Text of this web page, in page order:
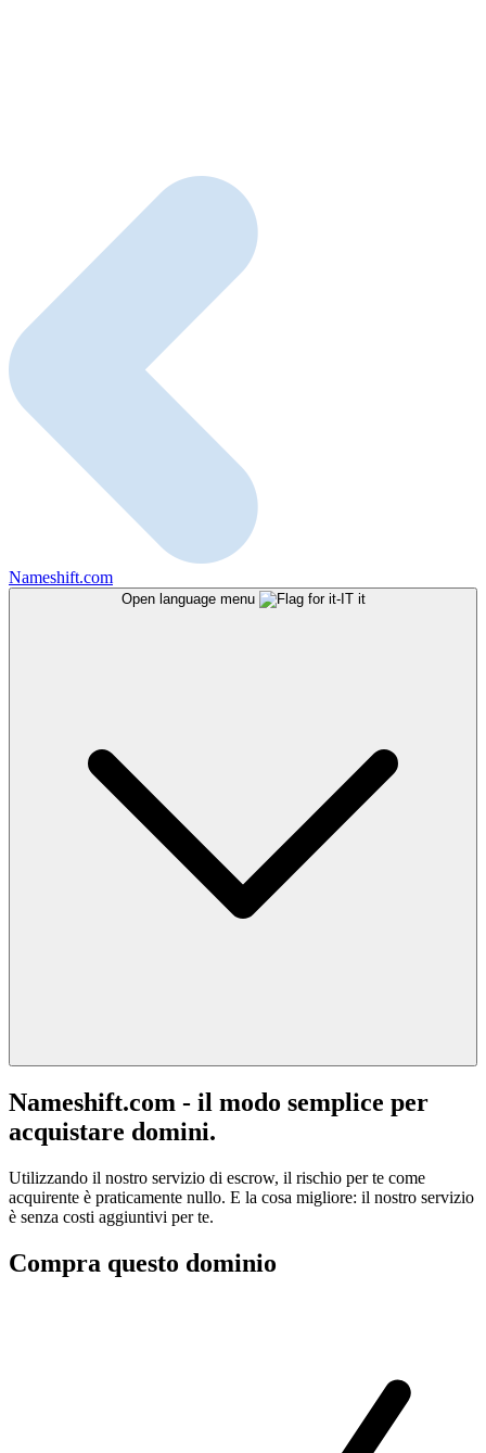
Nameshift.com
Open language menu it
Nameshift.com - il modo semplice per
acquistare domini.
Utilizzando il nostro servizio di escrow, il rischio per te come
acquirente è praticamente nullo. E la cosa migliore: il nostro servizio
è senza costi aggiuntivi per te.
Compra questo dominio